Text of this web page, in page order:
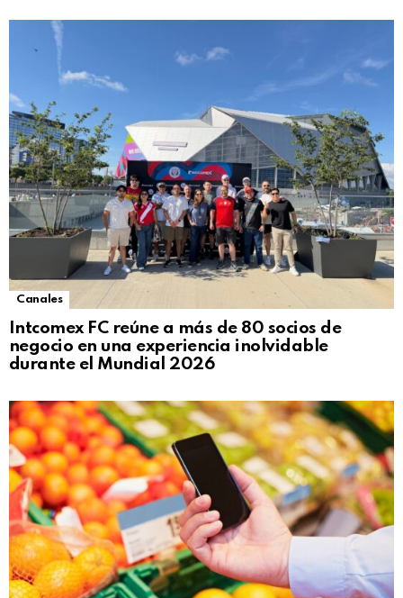
Canales
Intcomex FC reúne a más de 80 socios de
negocio en una experiencia inolvidable
durante el Mundial 2026